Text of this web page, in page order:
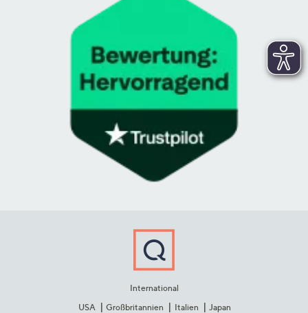
International
USA
Großbritannien Italien Japan